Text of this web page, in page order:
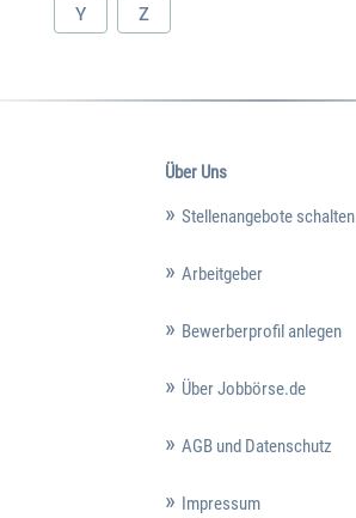
Y Z
Über Uns
Stellenangebote schalten
Arbeitgeber
Bewerberprofil anlegen
Über Jobbörse.de
AGB und Datenschutz
Impressum